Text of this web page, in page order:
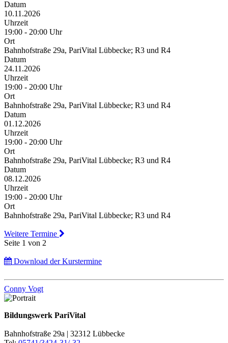
Datum
10.11.2026
Uhrzeit
19:00 - 20:00 Uhr
Ort
Bahnhofstraße 29a, PariVital Lübbecke; R3 und R4
Datum
24.11.2026
Uhrzeit
19:00 - 20:00 Uhr
Ort
Bahnhofstraße 29a, PariVital Lübbecke; R3 und R4
Datum
01.12.2026
Uhrzeit
19:00 - 20:00 Uhr
Ort
Bahnhofstraße 29a, PariVital Lübbecke; R3 und R4
Datum
08.12.2026
Uhrzeit
19:00 - 20:00 Uhr
Ort
Bahnhofstraße 29a, PariVital Lübbecke; R3 und R4
Weitere Termine
Seite 1 von 2
Download der Kurstermine
Conny Vogt
Bildungswerk PariVital
Bahnhofstraße 29a | 32312 Lübbecke